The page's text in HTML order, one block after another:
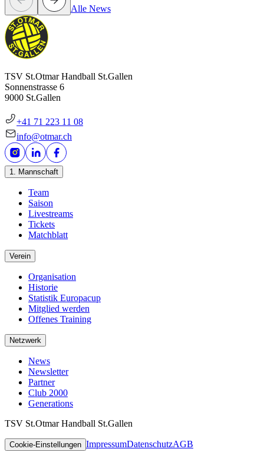
Alle News
TSV St.Otmar Handball St.Gallen
Sonnenstrasse 6
9000 St.Gallen
+41 71 223 11 08
info@otmar.ch
1. Mannschaft
Team
Saison
Livestreams
Tickets
Matchblatt
Verein
Organisation
Historie
Statistik Europacup
Mitglied werden
Offenes Training
Netzwerk
News
Newsletter
Partner
Club 2000
Generations
TSV St.Otmar Handball St.Gallen
Cookie-Einstellungen ImpressumDatenschutzAGB